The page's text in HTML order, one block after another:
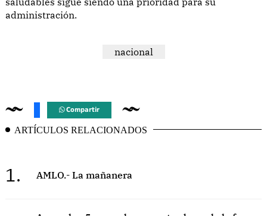
administración.
nacional
Compartir
ARTÍCULOS RELACIONADOS
1. AMLO.- La mañanera